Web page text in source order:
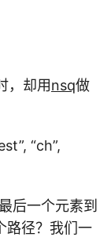
，却用nsq做
“ch”,
后一个元素到
路径？我们一